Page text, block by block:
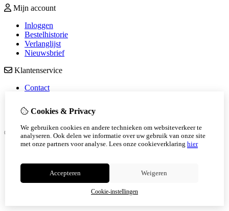
Mijn account
Inloggen
Bestelhistorie
Verlanglijst
Nieuwsbrief
Klantenservice
Contact
Verzendkosten
Algemene voorwaarden
© Copyright 2026 |TSB
Cookies & Privacy
We gebruiken cookies en andere technieken om websiteverkeer te
analyseren. Ook delen we informatie over uw gebruik van onze site
met onze partners voor analyse. Lees onze cookieverklaring hier
Accepteren Weigeren
Cookie-instellingen
Love is all you knit ♡
Zomerverlof - bestellingen worden opnieuw verstuurd vanaf